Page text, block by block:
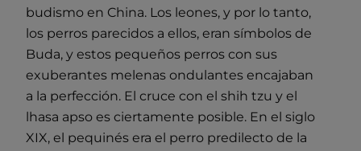
budismo en China. Los leones, y por lo tanto,
los perros parecidos a ellos, eran símbolos de
Buda, y estos pequeños perros con sus
exuberantes melenas ondulantes encajaban
a la perfección. El cruce con el shih tzu y el
lhasa apso es ciertamente posible. En el siglo
XIX, el pequinés era el perro predilecto de la